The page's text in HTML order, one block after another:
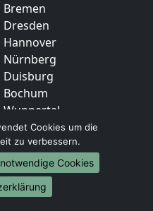
Hannover
Nürnberg
Duisburg
Wuppertal
Bielefeld
Bonn
Münster
Cookies um die
zu verbessern.
Cookies